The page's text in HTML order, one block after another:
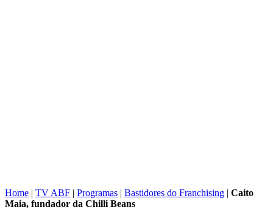
Home | TV ABF | Programas | Bastidores do Franchising | Caito
Maia, fundador da Chilli Beans